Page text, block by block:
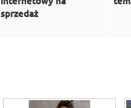
sprzedaż